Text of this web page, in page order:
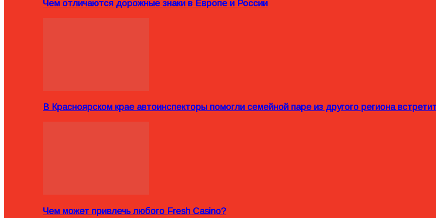
Чем отличаются дорожные знаки в Европе и России
В Красноярском крае автоинспекторы помогли семейной паре из другого региона
Чем может привлечь любого Fresh Casino?